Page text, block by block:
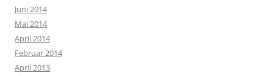
Juni 2014
Mai 2014
April 2014
Februar 2014
April 2013